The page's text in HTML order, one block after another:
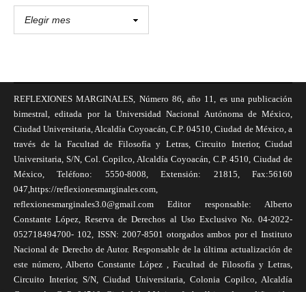
REFLEXIONES MARGINALES, Número 86, año 11, es una publicación
bimestral, editada por la Universidad Nacional Autónoma de México,
Ciudad Universitaria, Alcaldía Coyoacán, C.P. 04510, Ciudad de México, a
través de la Facultad de Filosofía y Letras, Circuito Interior, Ciudad
Universitaria, S/N, Col. Copilco, Alcaldía Coyoacán, C.P. 4510, Ciudad de
México, Teléfono: 5550-8008, Extensión: 21815, Fax:56160
047,https://reflexionesmarginales.com,
reflexionesmarginales3.0@gmail.com Editor responsable: Alberto
Constante López, Reserva de Derechos al Uso Exclusivo No. 04-2022-
052718494700- 102, ISSN: 2007-8501 otorgados ambos por el Instituto
Nacional de Derecho de Autor. Responsable de la última actualización de
este número, Alberto Constante López , Facultad de Filosofía y Letras,
Circuito Interior, S/N, Ciudad Universitaria, Colonia Copilco, Alcaldía